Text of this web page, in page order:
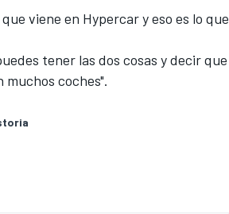
viene en Hypercar y eso es lo que
tener las dos cosas y decir que
muchos coches".